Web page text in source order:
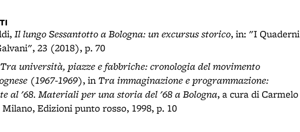
Il lungo Sessantotto a Bologna: un excursus storico, in: "I Quaderni
23 (2018), p. 70
Tra università, piazze e fabbriche: cronologia del movimento
(1967-1969), inTra immaginazione e programmazione:
al '68. Materiali per una storia del '68 a Bologna, a cura di Carmelo
Edizioni punto rosso, 1998, p. 10